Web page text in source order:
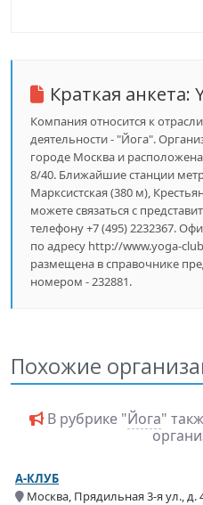
Краткая анкета:
Компания относится к
деятельности - "Йога".
городе Москва и
8/40. Ближайшие станции
Марксистская (380 м),
можете связаться с
телефону +7 (495) 2232367.
по адресу http://www.yoga-
размещена в справочнике
номером - 232881.
Похожие
В рубрике "Йога"
А-КЛУБ
Москва, Прядильная 3-я ул., д.